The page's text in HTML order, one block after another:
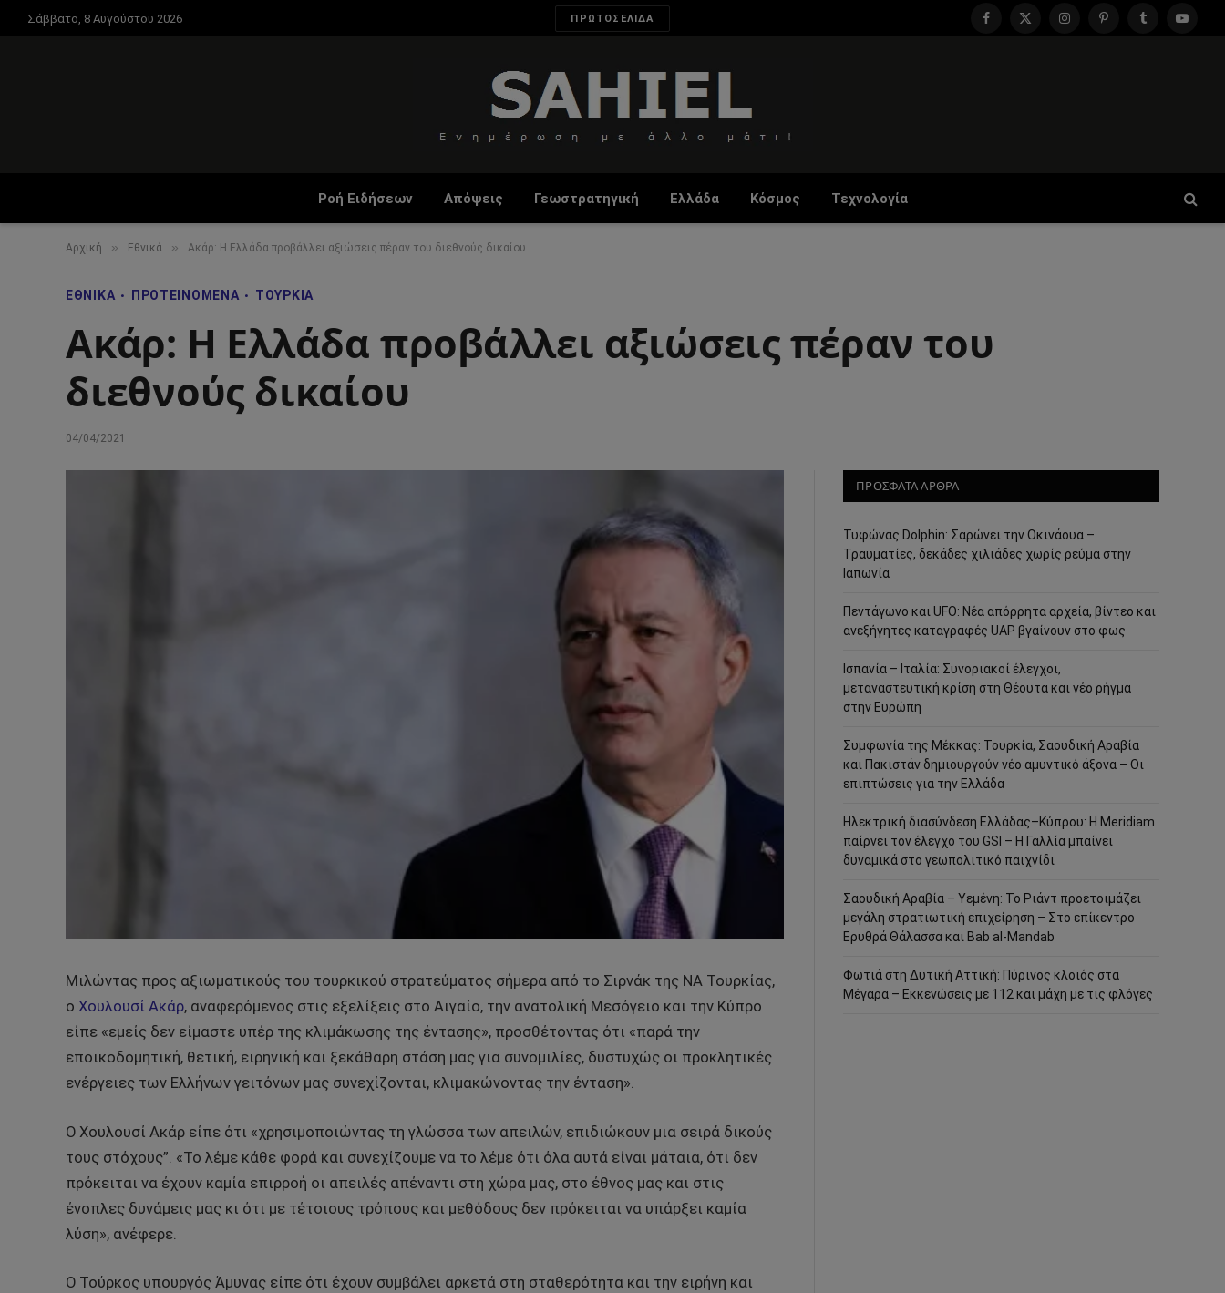
Σάββατο, 8 Αυγούστου 2026 ΠΡΩΤΟΣΕΛΙΔΑ
Facebook
X
InstagramPinterestTumblr
Ροή Ειδήσεων Απόψεις Γεωστρατηγική Ελλάδα Κόσμος Τεχνολογία
Αρχική » Εθνικά » Ακάρ: Η Ελλάδα προβάλλει αξιώσεις πέραν του διεθνούς δικαίου
ΕΘΝΙΚΆ ΠΡΟΤΕΙΝΌΜΕΝΑ ΤΟΥΡΚΊΑ
Ακάρ: Η Ελλάδα προβάλλει αξιώσεις πέραν του
διεθνούς δικαίου
04/04/2021
Μιλώντας προς αξιωματικούς του τουρκικού στρατεύματος σήμερα από το Σιρνάκ της ΝΑ Τουρκίας,
ο Χουλουσί Ακάρ, αναφερόμενος στις εξελίξεις στο Αιγαίο, την ανατολική Μεσόγειο και την Κύπρο
είπε «εμείς δεν είμαστε υπέρ της κλιμάκωσης της έντασης», προσθέτοντας ότι «παρά την
εποικοδομητική, θετική, ειρηνική και ξεκάθαρη στάση μας για συνομιλίες, δυστυχώς οι προκλητικές
ενέργειες των Ελλήνων γειτόνων μας συνεχίζονται, κλιμακώνοντας την ένταση».
Ο Χουλουσί Ακάρ είπε ότι «χρησιμοποιώντας τη γλώσσα των απειλών, επιδιώκουν μια σειρά δικούς
τους στόχους”. «Το λέμε κάθε φορά και συνεχίζουμε να το λέμε ότι όλα αυτά είναι μάταια, ότι δεν
πρόκειται να έχουν καμία επιρροή οι απειλές απέναντι στη χώρα μας, στο έθνος μας και στις
ένοπλες δυνάμεις μας κι ότι με τέτοιους τρόπους και μεθόδους δεν πρόκειται να υπάρξει καμία
λύση», ανέφερε.
Ο Τούρκος υπουργός Άμυνας είπε ότι έχουν συμβάλει αρκετά στη σταθερότητα και την ειρήνη και
ΠΡΟΣΦΑΤΑ ΑΡΘΡΑ
Τυφώνας Dolphin: Σαρώνει την Οκινάουα –
Τραυματίες, δεκάδες χιλιάδες χωρίς ρεύμα στην
Ιαπωνία
Πεντάγωνο και UFO: Νέα απόρρητα αρχεία, βίντεο και
ανεξήγητες καταγραφές UAP βγαίνουν στο φως
Ισπανία – Ιταλία: Συνοριακοί έλεγχοι,
μεταναστευτική κρίση στη Θέουτα και νέο ρήγμα
στην Ευρώπη
Συμφωνία της Μέκκας: Τουρκία, Σαουδική Αραβία
και Πακιστάν δημιουργούν νέο αμυντικό άξονα – Οι
επιπτώσεις για την Ελλάδα
Ηλεκτρική διασύνδεση Ελλάδας–Κύπρου: Η Meridiam
παίρνει τον έλεγχο του GSI – Η Γαλλία μπαίνει
δυναμικά στο γεωπολιτικό παιχνίδι
Σαουδική Αραβία – Υεμένη: Το Ριάντ προετοιμάζει
μεγάλη στρατιωτική επιχείρηση – Στο επίκεντρο
Ερυθρά Θάλασσα και Bab al-Mandab
Φωτιά στη Δυτική Αττική: Πύρινος κλοιός στα
Μέγαρα – Εκκενώσεις με 112 και μάχη με τις φλόγες